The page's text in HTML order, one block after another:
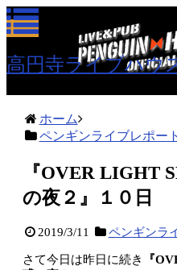
高円寺ライブハ
ホーム
ペンギンライブレポート
『OVER LIGHT
の夜２』１０日
2019/3/11 ペンギンラ
さて今日は昨日に続き
『